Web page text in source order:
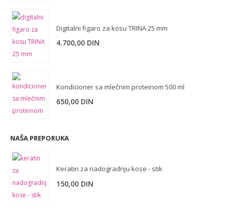
Digitalni figaro za kosu TRINA 25 mm
4.700,00 DIN
Kondicioner sa mlečnim proteinom 500 ml
650,00 DIN
NAŠA PREPORUKA
Keratin za nadogradnju kose - stik
150,00 DIN